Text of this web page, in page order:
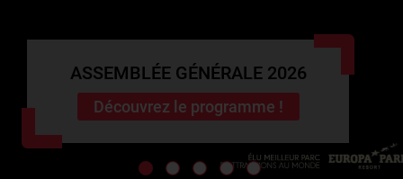
ASSEMBLÉE GÉNÉRALE 2026
Découvrez le programme !